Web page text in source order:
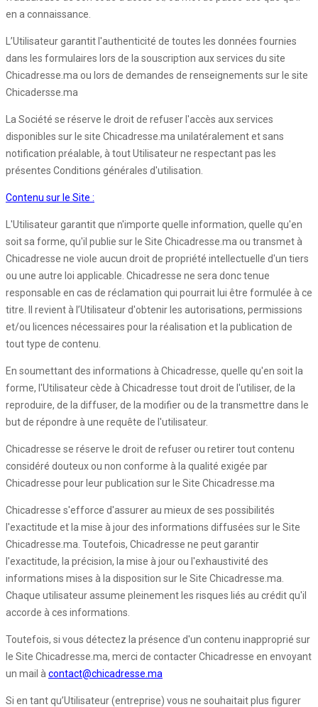
en a connaissance.
L’Utilisateur garantit l'authenticité de toutes les données fournies
dans les formulaires lors de la souscription aux services du site
Chicadresse.ma ou lors de demandes de renseignements sur le site
Chicadersse.ma
La Société se réserve le droit de refuser l'accès aux services
disponibles sur le site Chicadresse.ma unilatéralement et sans
notification préalable, à tout Utilisateur ne respectant pas les
présentes Conditions générales d'utilisation.
Contenu sur le Site :
L'Utilisateur garantit que n'importe quelle information, quelle qu'en
soit sa forme, qu'il publie sur le Site Chicadresse.ma ou transmet à
Chicadresse ne viole aucun droit de propriété intellectuelle d'un tiers
ou une autre loi applicable. Chicadresse ne sera donc tenue
responsable en cas de réclamation qui pourrait lui être formulée à ce
titre. Il revient à l’Utilisateur d'obtenir les autorisations, permissions
et/ou licences nécessaires pour la réalisation et la publication de
tout type de contenu.
En soumettant des informations à Chicadresse, quelle qu'en soit la
forme, l'Utilisateur cède à Chicadresse tout droit de l'utiliser, de la
reproduire, de la diffuser, de la modifier ou de la transmettre dans le
but de répondre à une requête de l'utilisateur.
Chicadresse se réserve le droit de refuser ou retirer tout contenu
considéré douteux ou non conforme à la qualité exigée par
Chicadresse pour leur publication sur le Site Chicadresse.ma
Chicadresse s'efforce d'assurer au mieux de ses possibilités
l'exactitude et la mise à jour des informations diffusées sur le Site
Chicadresse.ma. Toutefois, Chicadresse ne peut garantir
l'exactitude, la précision, la mise à jour ou l'exhaustivité des
informations mises à la disposition sur le Site Chicadresse.ma.
Chaque utilisateur assume pleinement les risques liés au crédit qu'il
accorde à ces informations.
Toutefois, si vous détectez la présence d'un contenu inapproprié sur
le Site Chicadresse.ma, merci de contacter Chicadresse en envoyant
un mail à contact@chicadresse.ma
Si en tant qu’Utilisateur (entreprise) vous ne souhaitait plus figurer